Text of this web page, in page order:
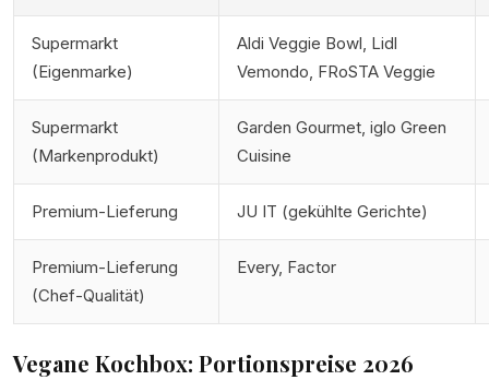
Supermarkt
(Eigenmarke)
Aldi Veggie Bowl, Lidl
Vemondo, FRoSTA Veggie
Supermarkt
(Markenprodukt)
Garden Gourmet, iglo Green
Cuisine
Premium-Lieferung JU IT (gekühlte Gerichte)
Premium-Lieferung
(Chef-Qualität)
Every, Factor
Vegane Kochbox: Portionspreise 2026